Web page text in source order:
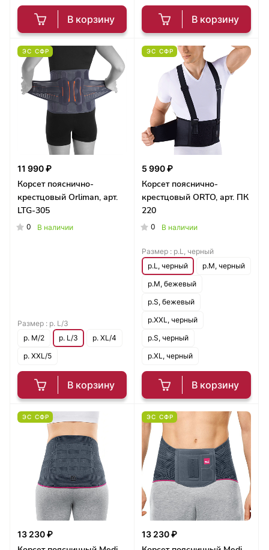
В корзину В корзину
ЭС СФР
11 990 ₽
Корсет пояснично-
крестцовый Orliman, арт.
LTG-305
0 В наличии
В корзину
Размер : р. L/3
р. M/2
р. L/3
р. XL/4
р. XXL/5
ЭС СФР
5 990 ₽
Корсет пояснично-
крестцовый ORTO, арт. ПК
220
0 В наличии
В корзину
Размер : р.L, черный
р.L, черный
р.M, черный
р.M, бежевый
р.S, бежевый
р.XXL, черный
р.S, черный
р.XL, черный
ЭС СФР
13 230 ₽
ЭС СФР
13 230 ₽